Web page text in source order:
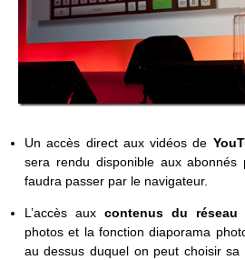
Un accès direct aux vidéos de
sera rendu disponible aux
faudra passer par le navigateur.
L’accès aux contenus du réseau
photos et la fonction diaporama
au dessus duquel on peut choisir